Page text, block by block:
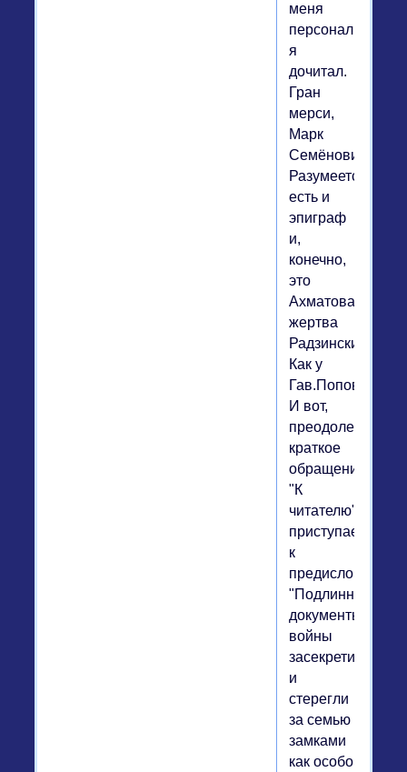
меня
персонально,
я
дочитал.
Гран
мерси,
Марк
Семёнович...
Разумеется,
есть и
эпиграф
и,
конечно,
это
Ахматова,
жертва
Радзинских.
Как у
Гав.Попова.
И вот,
преодолев
краткое
обращение
"К
читателю",
приступаем
к
предисловию:
"Подлинные
документы
войны
засекретили
и
стерегли
за семью
замками
как особо